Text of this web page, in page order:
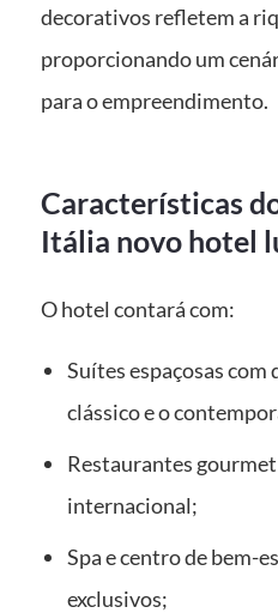
decorativos refletem a
proporcionando um
para o empreendimento.
Características
Itália novo hotel
O hotel contará com:
Suítes espaçosas com
clássico e o
Restaurantes
internacional;
Spa e centro de bem-
exclusivos;